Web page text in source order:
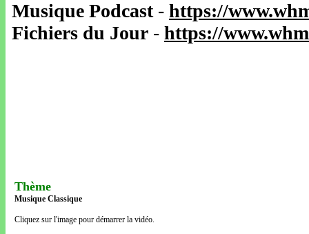
Musique Podcast- https://
Fichiers du Jour - https://
Thème
Musique Classique
Cliquez sur l'image pour démarrer la vidéo.